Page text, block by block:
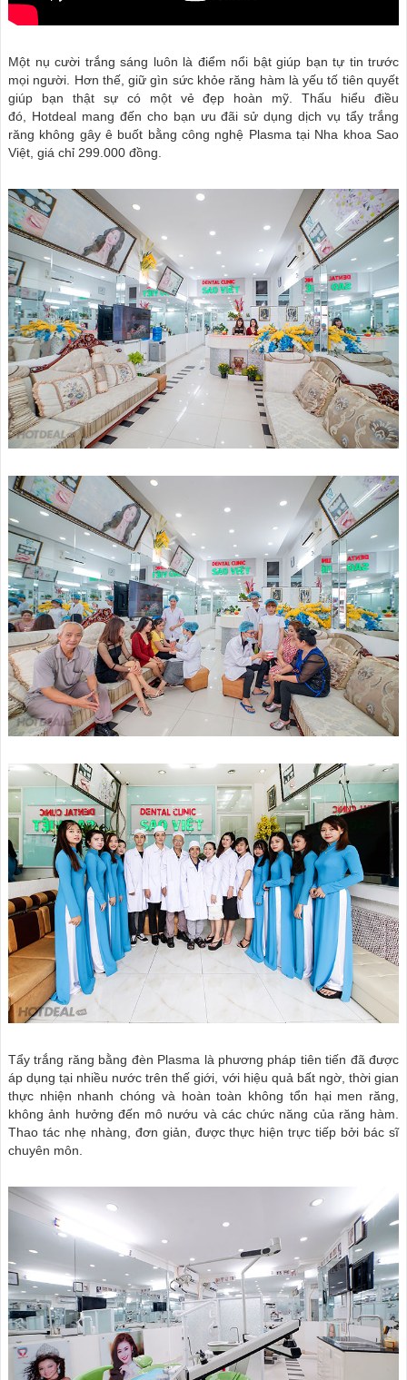
Một nụ cười trắng sáng luôn là điểm nổi bật giúp bạn tự tin trước
mọi người. Hơn thế, giữ gìn sức khỏe răng hàm là yếu tố tiên quyết
giúp bạn thật sự có một vẻ đẹp hoàn mỹ. Thấu hiểu điều
đó, Hotdeal mang đến cho bạn ưu đãi sử dụng dịch vụ tẩy trắng
răng không gây ê buốt bằng công nghệ Plasma tại Nha khoa Sao
Việt, giá chỉ 299.000 đồng.
Tẩy trắng răng bằng đèn Plasma là phương pháp tiên tiến đã được
áp dụng tại nhiều nước trên thế giới, với hiệu quả bất ngờ, thời gian
thực nhiện nhanh chóng và hoàn toàn không tổn hại men răng,
không ảnh hưởng đến mô nướu và các chức năng của răng hàm.
Thao tác nhẹ nhàng, đơn giản, được thực hiện trực tiếp bởi bác sĩ
chuyên môn.